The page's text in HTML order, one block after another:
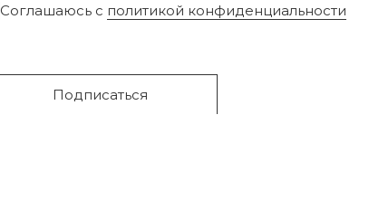
Соглашаюсь с политикой конфиденциальности
Подписаться